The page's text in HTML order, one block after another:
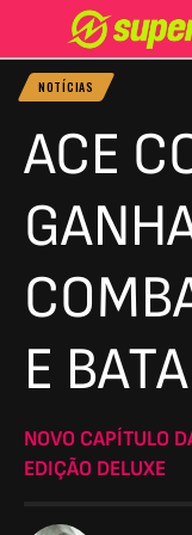
NOTÍCIAS
ACE
E
NOVO CAPÍTULO
EDIÇÃO DELUXE